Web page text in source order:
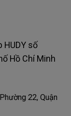
HUDY số
Hồ Chí Minh
22, Quận